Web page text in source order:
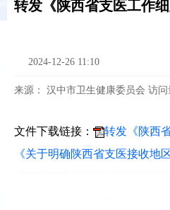
2024-12-26 11:10
来源： 汉中市卫生健康委员会 访问
文件下载链接：
转发《陕西
《关于明确陕西省支医接收地